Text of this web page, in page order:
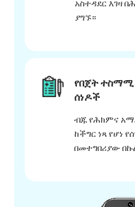
አስተዳደር እገዛ
ያግኙ።
የበጀት ተስማሚ
ሰነዶች
ብጁ የሕክምና
ከችግር ነጻ የሆነ
በመተግበሪያው